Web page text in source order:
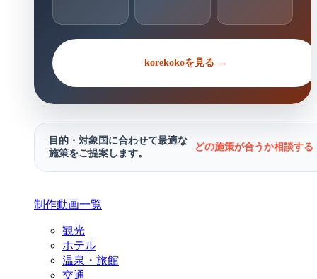
korekokoを見る →
目的・対象国に合わせて最適な
施策をご提案します。
どの施策が合うか相談す
制作動画一覧
観光
ホテル
温泉・旅館
交通